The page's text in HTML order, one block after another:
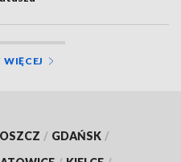
/ GDAŃSK /